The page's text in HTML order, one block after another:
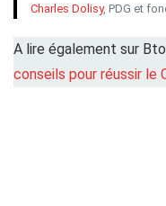
Charles Dolisy, PDG et
A lire également sur
conseils pour réussir le